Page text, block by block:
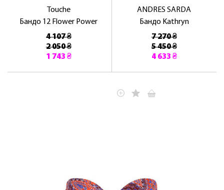
Touche
Бандо 12 Flower Power
4 107 ₴
2 050 ₴
1 743 ₴
ANDRES SARDA
Бандо Kathryn
7 270 ₴
5 450 ₴
4 633 ₴
ПЕРШЕ ПОКУПКУ
ОТРИМАТИ!